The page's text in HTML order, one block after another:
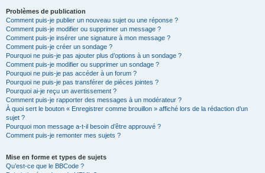
Problèmes de publication
Comment puis-je publier un nouveau sujet ou une réponse ?
Comment puis-je modifier ou supprimer un message ?
Comment puis-je insérer une signature à mon message ?
Comment puis-je créer un sondage ?
Pourquoi ne puis-je pas ajouter plus d’options à un sondage ?
Comment puis-je modifier ou supprimer un sondage ?
Pourquoi ne puis-je pas accéder à un forum ?
Pourquoi ne puis-je pas transférer de pièces jointes ?
Pourquoi ai-je reçu un avertissement ?
Comment puis-je rapporter des messages à un modérateur ?
À quoi sert le bouton « Enregistrer comme brouillon » affiché lors de la rédaction d’un
sujet ?
Pourquoi mon message a-t-il besoin d’être approuvé ?
Comment puis-je remonter mes sujets ?
Mise en forme et types de sujets
Qu’est-ce que le BBCode ?